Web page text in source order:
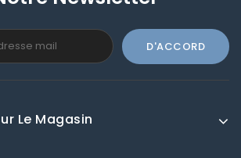
Le Magasin